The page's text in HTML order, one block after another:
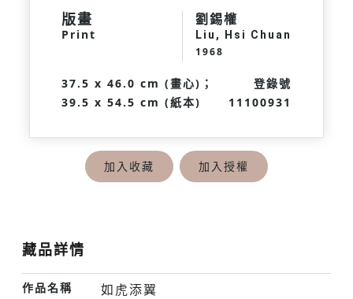
版畫
Print
劉錫權
Liu, Hsi Chuan
1968
37.5 x 46.0 cm (畫心)；
39.5 x 54.5 cm (紙本)
登錄號
11100931
加入收藏 加入授權
藏品詳情
作品名稱 如虎添翼